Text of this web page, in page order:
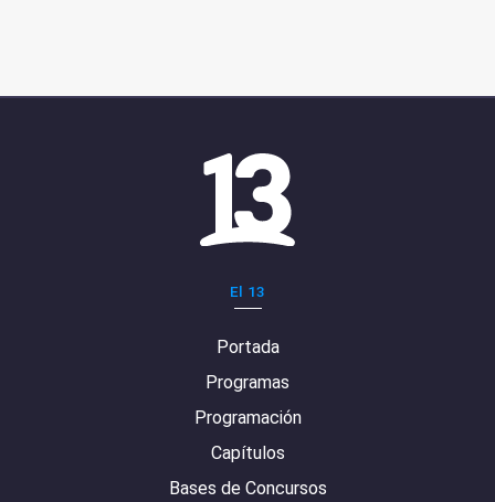
El 13
Portada
Programas
Programación
Capítulos
Bases de Concursos